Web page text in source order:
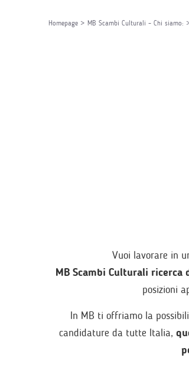
Homepage > MB Scambi Culturali – Chi siamo:
Vuoi lavorare in
MB Scambi Culturali
posizioni
In MB ti offriamo la
candidature da tutte Italia,